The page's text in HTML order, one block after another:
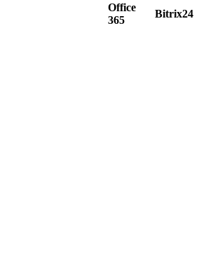
Office
365
Bitrix24